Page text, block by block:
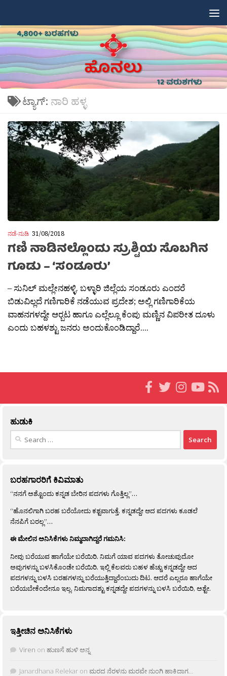
ಟ್ಯಾಗ್: ನಾರಿ ಹಳ್ಳ
ನಡೆ-ನುಡಿ 31/08/2018
ಗಣಿ ನಾಡಿನಲ್ಲೊಂದು ಸ್ರುಶ್ಟಿಯ ಸೊಬಗಿನ
ಗೂಡು – ‘ಸಂಡೂರು’
– ಸುನಿಲ್ ಮಲ್ಲೇನಹಳ್ಳಿ. ಬಳ್ಳಾರಿ ಜಿಲ್ಲೆಯ ಸಂಡೂರು ಎಂದರೆ
ಬಿಡುವಿಲ್ಲದೆ ಗಣಿಗಾರಿಕೆ‌ ನಡೆಯುವ ಪ್ರದೇಶ; ಅಲ್ಲಿ ಗಣಿಗಾರಿಕೆಯ
ವಾಹನಗಳದ್ದೇ ಆರ‍್ಬಟ ಹಾಗೂ ಎಲ್ಲೆಲ್ಲೂ ಕೆಂಪು ಮಣ್ಣಿನ ವಿಪರೀತ ದೂಳು
ಎಂದು ಬಹಳಶ್ಟು ಜನರು ಅಂದುಕೊಂಡಿದ್ದಾರೆ....
ಹುಡುಕಿ
Search
ಬರಹಗಾರರಿಗೆ ಕಿವಿಮಾತು
“ನನಗೆ ಅಶ್ಟೊಂದು ಕನ್ನಡ ಬೇರಿನ ಪದಗಳು ಗೊತ್ತಿಲ್ಲ”…
“ಹೊನಲಿಗಾಗಿ ಬರಹ ಬರೆಯೋದು ಕಶ್ಟವಾಗುತ್ತೆ. ಕನ್ನಡದ್ದೇ ಆದ ಪದಗಳು ಕೂಡಲೆ
ನೆನಪಿಗೆ ಬರಲ್ಲ”…
ಈ ಮೇಲಿನ ಅನಿಸಿಕೆಗಳು ನಿಮ್ಮದಾಗಿದ್ದರೆ ಗಮನಿಸಿ:
ನೀವು ಬರೆಯುವ ಹಾಗೆಯೇ ಬರೆಯಿರಿ. ನಿಮಗೆ ಯಾವ ಪದಗಳು ತೋಚುವುದೋ
ಅವುಗಳನ್ನು ಬಳಸಿಕೊಂಡೇ ಬರೆಯಿರಿ. ಇಲ್ಲಿ ಕೆಲವರು ಬಹಳ ಹೆಚ್ಚು ಕನ್ನಡದ್ದೇ ಆದ
ಪದಗಳನ್ನು ಬಳಸಿ ಬರಹಗಳನ್ನು ಬರೆಯುತ್ತಿದ್ದಾರೆಂಬುದು ದಿಟ. ಆದರೆ ಎಲ್ಲರೂ ಹಾಗೆಯೇ
ಬರೆಯಬೇಕೆಂದೇನೂ ಇಲ್ಲ. ನಿಮಗಾದಶ್ಟು ಕನ್ನಡದ್ದೇ ಪದಗಳನ್ನು ಬಳಸಿ ಬರೆಯಿರಿ, ಅಶ್ಟೇ.
ಇತ್ತೀಚಿನ ಅನಿಸಿಕೆಗಳು
Viren on ಹುಣಸೆ ಹುಳಿ ಅನ್ನ
Janardhana Relekar on ಮರದ ನೆರಳನು ಮರವೇ ನುಂಗಿ ಹಾಕಿದಾಗ…